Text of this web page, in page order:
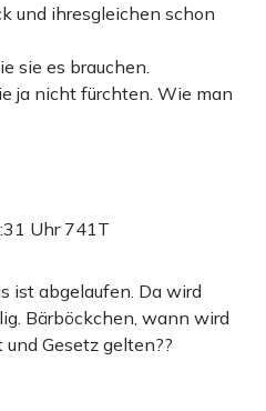
und ihresgleichen schon
sie es brauchen.
ja nicht fürchten. Wie man
Uhr 741T
ist abgelaufen. Da wird
Bärböckchen, wann wird
Gesetz gelten??